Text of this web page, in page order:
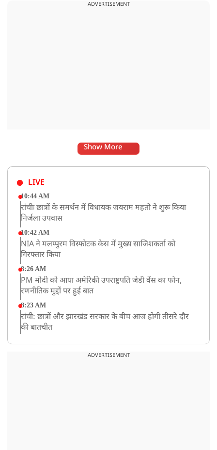
में हल्का भोजन मेटाबॉलिज्म के लिए भी बेहतर होता है।
ADVERTISEMENT
Show More
LIVE
10:44 AM
रांचीः छात्रों के समर्थन में विधायक जयराम महतो ने शुरू किया
निर्जला उपवास
10:42 AM
NIA ने मलप्पुरम विस्फोटक केस में मुख्य साजिशकर्ता को
गिरफ्तार किया
8:26 AM
PM मोदी को आया अमेरिकी उपराष्ट्रपति जेडी वेंस का फोन,
रणनीतिक मुद्दों पर हुई बात
8:23 AM
रांची: छात्रों और झारखंड सरकार के बीच आज होगी तीसरे दौर
की बातचीत
देशभर में आज से 'हर घर तिरंगा' अभियान, सीएम योगी लखनऊ
ADVERTISEMENT